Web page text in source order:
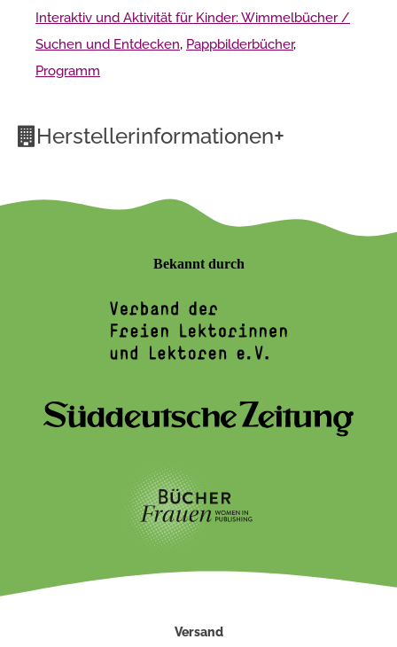
Interaktiv und Aktivität für Kinder: Wimmelbücher /
Suchen und Entdecken, Pappbilderbücher,
Programm
Herstellerinformationen+
Bekannt durch
Versand